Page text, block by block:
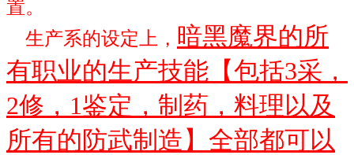
置。
生产系的设定上， 暗黑魔界的所
有职业的生产技能【包括3采，
2修，1鉴定，制药，料理以及
所有的防武制造】全部都可以